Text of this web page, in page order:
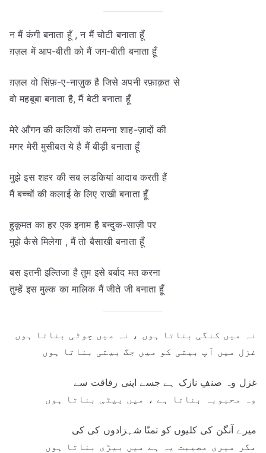
न मैं कंगी बनाता हूँ , न मैं चोटी बनाता हूँ
ग़ज़ल में आप-बीती को मैं जग-बीती बनाता हूँ
ग़ज़ल वो सिंफ़-ए-नाज़ुक है जिसे अपनी रफ़ाक़त से
वो महबूबा बनाता है, मैं बेटी बनाता हूँ
मेरे आँगन की कलियों को तमन्ना शाह-ज़ादों की
मगर मेरी मुसीबत ये है मैं बीड़ी बनाता हूँ
मुझे इस शहर की सब लडकियां आदाब करती हैं
मैं बच्चों की कलाई के लिए राखी बनाता हूँ
हुकूमत का हर एक इनाम है बन्दुक-साज़ी पर
मुझे कैसे मिलेगा , मैं तो बैसाखी बनाता हूँ
बस इतनी इल्तिजा है तुम इसे बर्बाद मत करना
तुम्हें इस मुल्क का मालिक मैं जीते जी बनाता हूँ
نہ میں کنگی بناتا ہوں ، نہ میں چوٹی بناتا ہوں
غزل میں آپ بیتی کو میں جگ بیتی بناتا ہوں
غزل وہ صنفِ نازک ہے جسے اپنی رفاقت سے
وہ محبوبہ بناتا ہے ، میں بیٹی بناتا ہوں
میرے آنگن کی کلیوں کو تمنّا شہزادوں کی کی
مگر میری مصیبت یہ ہے میں بیڑی بناتا ہوں